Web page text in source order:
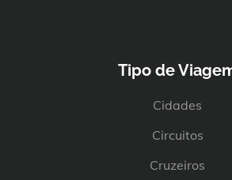
Tipo de
Cidades
Circuitos
Cruzeiros